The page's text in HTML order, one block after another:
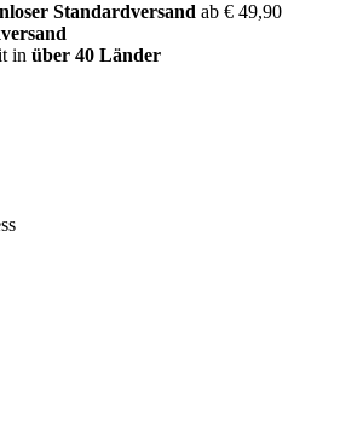
Standardversand ab € 49,90
in über 40 Länder